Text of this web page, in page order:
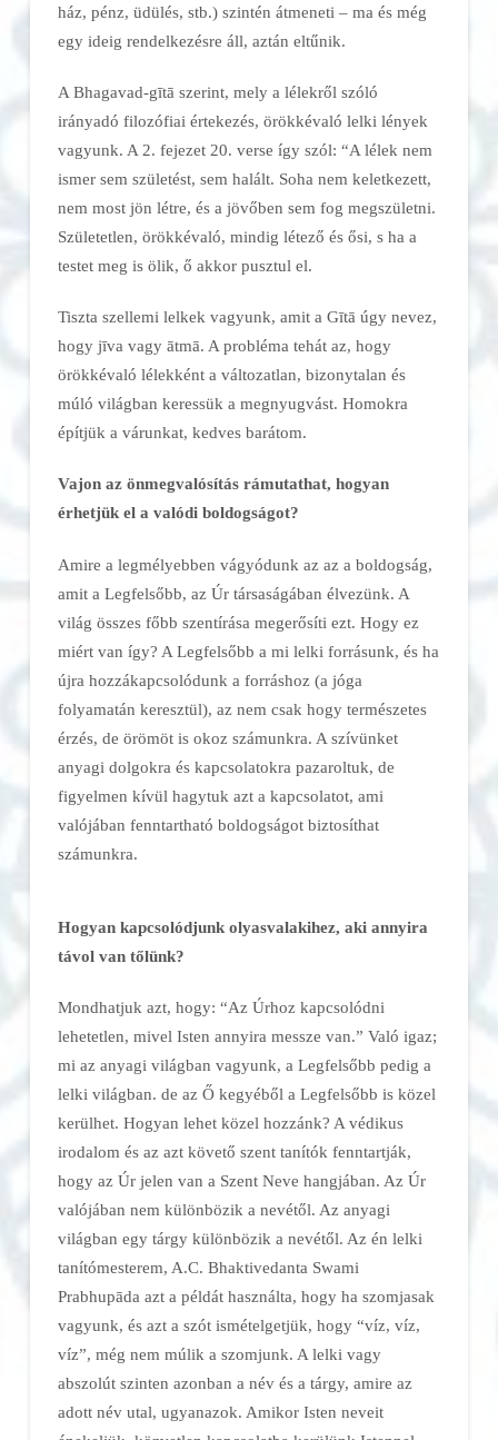
ház, pénz, üdülés, stb.) szintén átmeneti – ma és még
egy ideig rendelkezésre áll, aztán eltűnik.
A Bhagavad-gītā szerint, mely a lélekről szóló
irányadó filozófiai értekezés, örökkévaló lelki lények
vagyunk. A 2. fejezet 20. verse így szól: “A lélek nem
ismer sem születést, sem halált. Soha nem keletkezett,
nem most jön létre, és a jövőben sem fog megszületni.
Születetlen, örökkévaló, mindig létező és ősi, s ha a
testet meg is ölik, ő akkor pusztul el.
Tiszta szellemi lelkek vagyunk, amit a Gītā úgy nevez,
hogy jīva vagy ātmā. A probléma tehát az, hogy
örökkévaló lélekként a változatlan, bizonytalan és
múló világban keressük a megnyugvást. Homokra
építjük a várunkat, kedves barátom.
Vajon az önmegvalósítás rámutathat, hogyan
érhetjük el a valódi boldogságot?
Amire a legmélyebben vágyódunk az az a boldogság,
amit a Legfelsőbb, az Úr társaságában élvezünk. A
világ összes főbb szentírása megerősíti ezt. Hogy ez
miért van így? A Legfelsőbb a mi lelki forrásunk, és ha
újra hozzákapcsolódunk a forráshoz (a jóga
folyamatán keresztül), az nem csak hogy természetes
érzés, de örömöt is okoz számunkra. A szívünket
anyagi dolgokra és kapcsolatokra pazaroltuk, de
figyelmen kívül hagytuk azt a kapcsolatot, ami
valójában fenntartható boldogságot biztosíthat
számunkra.
Hogyan kapcsolódjunk olyasvalakihez, aki annyira
távol van tőlünk?
Mondhatjuk azt, hogy: “Az Úrhoz kapcsolódni
lehetetlen, mivel Isten annyira messze van.” Való igaz;
mi az anyagi világban vagyunk, a Legfelsőbb pedig a
lelki világban. de az Ő kegyéből a Legfelsőbb is közel
kerülhet. Hogyan lehet közel hozzánk? A védikus
irodalom és az azt követő szent tanítók fenntartják,
hogy az Úr jelen van a Szent Neve hangjában. Az Úr
valójában nem különbözik a nevétől. Az anyagi
világban egy tárgy különbözik a nevétől. Az én lelki
tanítómesterem, A.C. Bhaktivedanta Swami
Prabhupāda azt a példát használta, hogy ha szomjasak
vagyunk, és azt a szót ismételgetjük, hogy “víz, víz,
víz”, még nem múlik a szomjunk. A lelki vagy
abszolút szinten azonban a név és a tárgy, amire az
adott név utal, ugyanazok. Amikor Isten neveit